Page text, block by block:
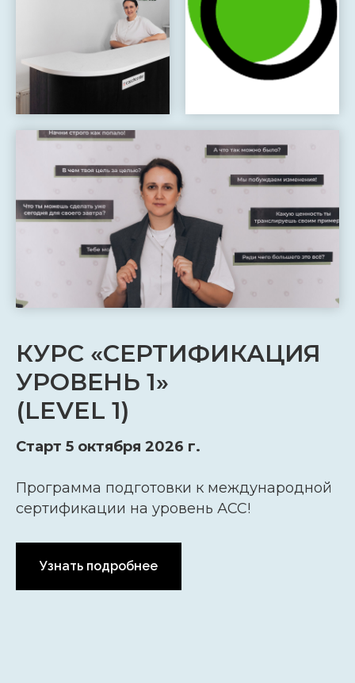
КУРС «СЕРТИФИКАЦИЯ
УРОВЕНЬ 1»
(LEVEL 1)
Старт 5 октября 2026 г.
Программа подготовки к международной
сертификации на уровень АСС!
Узнать подробнее